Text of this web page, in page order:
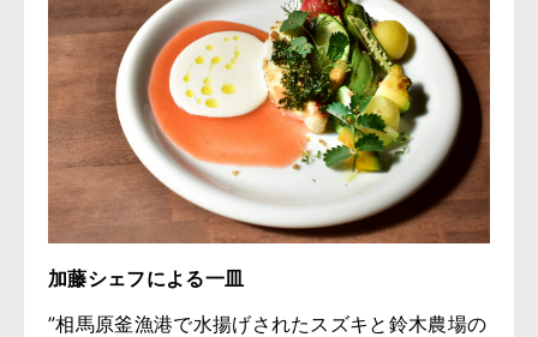
加藤シェフによる一皿
”相馬原釜漁港で水揚げされたスズキと鈴木農場の